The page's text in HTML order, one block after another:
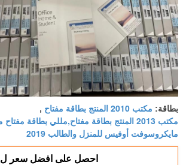
بطاقة: مكتب 2010 المنتج بطاقة مفتاح ,
مكتب 2013 المنتج بطاقة مفتاح,مللي بطاقة مفتاح مكتب
مايكروسوفت أوفيس للمنزل والطالب 2019
احصل على افضل سعر ل